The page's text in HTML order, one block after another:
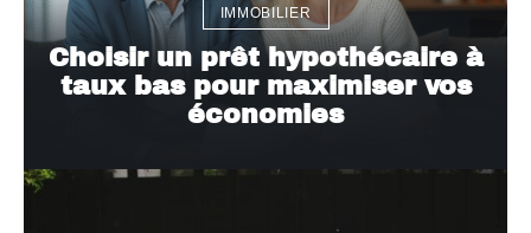
IMMOBILIER
Choisir un prêt hypothécaire à
taux bas pour maximiser vos
économies